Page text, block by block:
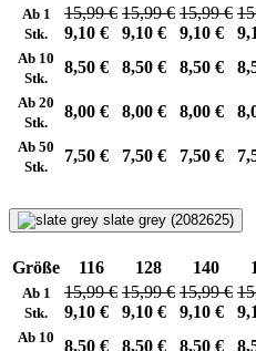
Ab 1
Stk.
15,99 €
9,10 €
15,99 €
9,10 €
15,99 €
9,10 €
Ab 10
Stk.
8,50 € 8,50 € 8,50 €
Ab 20
Stk.
8,00 € 8,00 € 8,00 €
Ab 50
Stk.
7,50 € 7,50 € 7,50 €
slate grey (2082625)
Größe 116 128 140
Ab 1
Stk.
15,99 €
9,10 €
15,99 €
9,10 €
15,99 €
9,10 €
Ab 10
8,50 € 8,50 € 8,50 €